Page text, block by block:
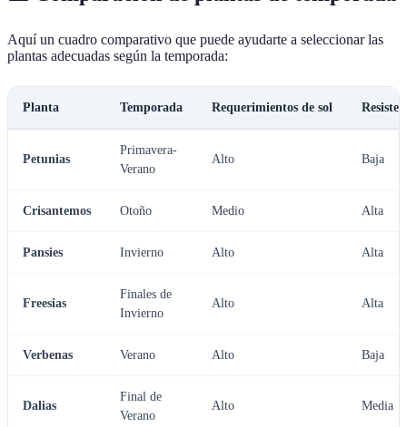
Aquí un cuadro comparativo que puede ayudarte a seleccionar las
plantas adecuadas según la temporada:
Planta Temporada Requerimientos de sol
Petunias
Primavera-
Verano
Alto Baja
Crisantemos Otoño Medio Alta
Pansies Invierno Alto Alta
Freesias
Finales de
Invierno
Alto Alta
Verbenas Verano Alto Baja
Dalias
Final de
Verano
Alto Media